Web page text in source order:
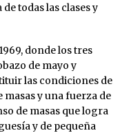
todas las clases y
donde los tres
de mayo y
las condiciones de
masas y una fuerza de
de masas que logra
y de pequeña